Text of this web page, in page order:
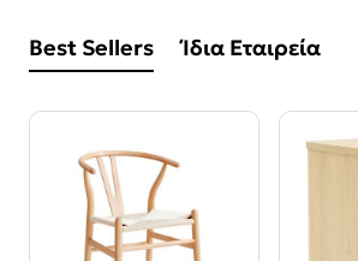
Best Sellers Ίδια Εταιρεία